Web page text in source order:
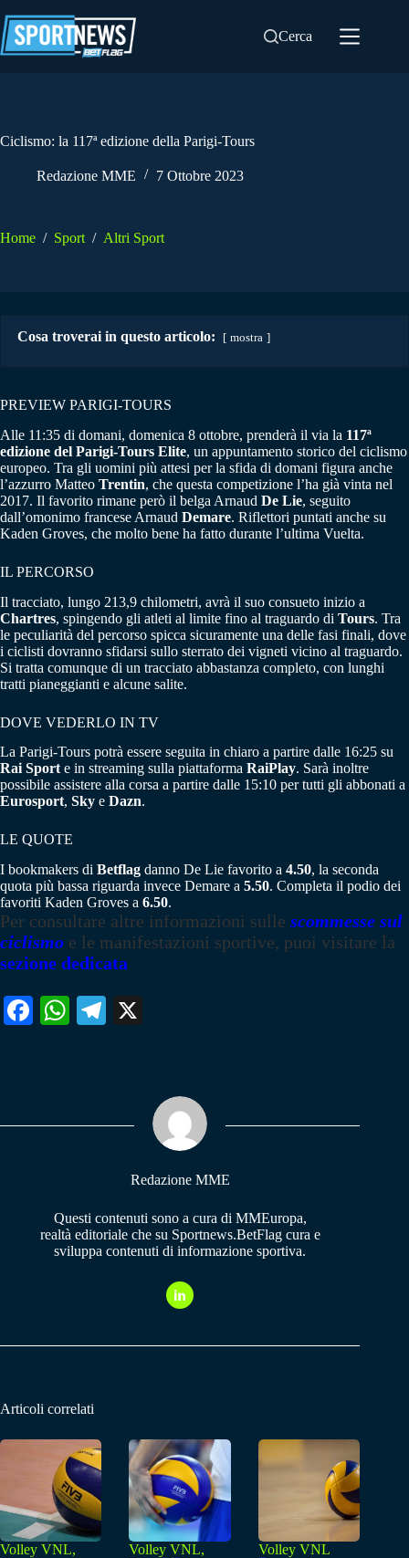
al
contenuto
Cerca
Ciclismo: la 117ª edizione della Parigi-Tours
Redazione MME 7 Ottobre 2023
Home / Sport / Altri Sport
Cosa troverai in questo articolo: mostra
PREVIEW PARIGI-TOURS
Alle 11:35 di domani, domenica 8 ottobre, prenderà il via la 117ª
edizione del Parigi-Tours Elite, un appuntamento storico del ciclismo
europeo. Tra gli uomini più attesi per la sfida di domani figura anche
l’azzurro Matteo Trentin, che questa competizione l’ha già vinta nel
2017. Il favorito rimane però il belga Arnaud De Lie, seguito
dall’omonimo francese Arnaud Demare. Riflettori puntati anche su
Kaden Groves, che molto bene ha fatto durante l’ultima Vuelta.
IL PERCORSO
Il tracciato, lungo 213,9 chilometri, avrà il suo consueto inizio a
Chartres, spingendo gli atleti al limite fino al traguardo di Tours. Tra
le peculiarità del percorso spicca sicuramente una delle fasi finali, dove
i ciclisti dovranno sfidarsi sullo sterrato dei vigneti vicino al traguardo.
Si tratta comunque di un tracciato abbastanza completo, con lunghi
tratti pianeggianti e alcune salite.
DOVE VEDERLO IN TV
La Parigi-Tours potrà essere seguita in chiaro a partire dalle 16:25 su
Rai Sport e in streaming sulla piattaforma RaiPlay. Sarà inoltre
possibile assistere alla corsa a partire dalle 15:10 per tutti gli abbonati a
Eurosport, Sky e Dazn.
LE QUOTE
I bookmakers di Betflag danno De Lie favorito a 4.50, la seconda
quota più bassa riguarda invece Demare a 5.50. Completa il podio dei
favoriti Kaden Groves a 6.50.
Per consultare altre informazioni sulle scommesse sul
ciclismo e le manifestazioni sportive, puoi visitare la
sezione dedicata
Fa W
pp
Te
m
Redazione MME
Questi contenuti sono a cura di MMEuropa,
realtà editoriale che su Sportnews.BetFlag cura e
sviluppa contenuti di informazione sportiva.
Articoli correlati
Volley VNL,
Volley VNL,
Volley VNL